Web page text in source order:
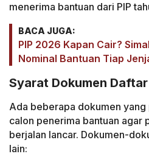
menerima bantuan dari PIP
BACA JUGA:
PIP 2026 Kapan Cair?
Nominal Bantuan Tiap
Syarat Dokumen Daftar
Ada beberapa dokumen
calon penerima bantuan agar
berjalan lancar. Dokumen-
lain: